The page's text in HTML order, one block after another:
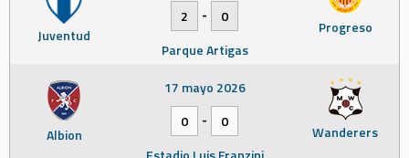
Juventud Progreso
2
-
0
Parque Artigas
Albion Wanderers
17 mayo 2026
0
-
0